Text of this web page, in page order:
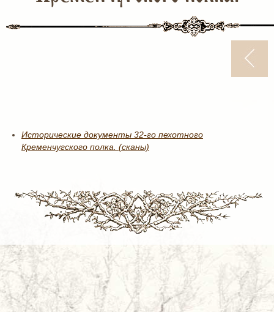
Исторические документы 32-го пехотного
Кременчугского полка. (сканы)